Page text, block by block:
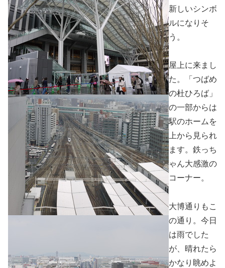
新しいシンボ
ルになりそ
う。
屋上に来まし
た。「つばめ
の杜ひろば」
の一部からは
駅のホームを
上から見られ
ます。鉄っち
ゃん大感激の
コーナー。
大博通りもこ
の通り。今日
は雨でした
が、晴れたら
かなり眺めよ